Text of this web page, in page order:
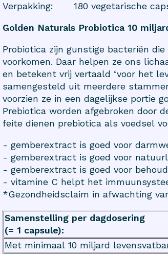
Verpakking:
180 vegetarische
Golden Naturals Probiotica 10
Probiotica zijn gunstige bacteriën
voorkomen. Daar helpen ze ons
en betekent vrij vertaald ‘voor het
samengesteld uit meerdere
voorzien ze in een dagelijkse portie
Prebiotica worden afgebroken door
feite dienen prebiotica als voedsel
- gemberextract is goed voor
- gemberextract is goed voor
- gemberextract is goed voor
- vitamine C helpt het
*Gezondheidsclaim in afwachting
Samenstelling per dagdosering
(= 1 capsule):
Met minimaal 10 miljard